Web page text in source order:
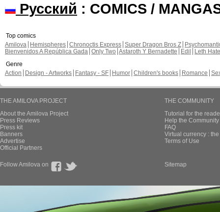
Русский : COMICS /
Top comics
Amilova
Hemispheres Chronoctis Express Super Dragon Bros Z
Bienvenidos A República Gada Only Two Astaroth Y Bernadette Edil
Leth Hate
Genre
Action
Design - Artworks Fantasy - SF Humor Children's books Romance
THE AMILOVA PROJECT
About the Amilova Project
Press Reviews
Press kit
Banners
Advertise
Official Partners
THE COMMUNITY
Tutorial for the
Help the
FAQ
Virtual currency :
Terms of Use
Follow Amilova on Sitemap